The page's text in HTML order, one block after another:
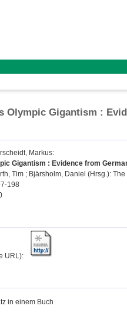
Olympic Gigantism :
Markus:
Gigantism : Evidence from
Tim ; Bjärsholm, Daniel (Hrsg.):
198
URL):
in einem Buch